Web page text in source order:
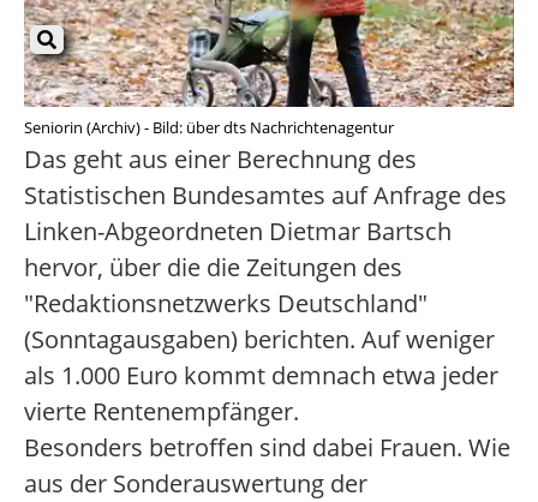
Seniorin (Archiv) - Bild: über dts Nachrichtenagentur
Das geht aus einer Berechnung des
Statistischen Bundesamtes auf Anfrage des
Linken-Abgeordneten Dietmar Bartsch
hervor, über die die Zeitungen des
"Redaktionsnetzwerks Deutschland"
(Sonntagausgaben) berichten. Auf weniger
als 1.000 Euro kommt demnach etwa jeder
vierte Rentenempfänger.
Besonders betroffen sind dabei Frauen. Wie
aus der Sonderauswertung der